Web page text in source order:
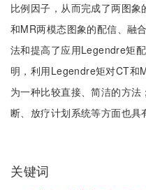
比例因子，从而完成了两图
和MR两模态图象的配信、融
法和提高了应用Legendre矩
明，利用Legendre矩对CT和
为一种比较直接、简洁的方
断、放疗计划系统等方面也具
关键词